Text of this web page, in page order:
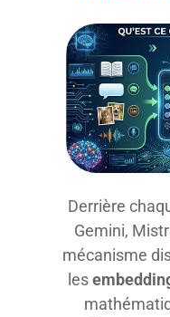
Derrière
Gemini,
mécanisme
les